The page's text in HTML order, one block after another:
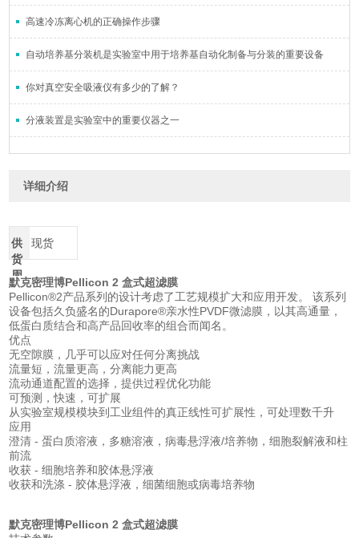
高速冷冻离心机的正确操作步骤
自动培养基分装机是实验室中用于培养基自动化制备与分装的重要设备
你对真空安全吸液仪有多少的了解？
分液装置是实验室中的重要仪器之一
详细介绍
供
货
周
期
现货
默克密理博Pellicon 2 盒式超滤膜
Pellicon®2产品系列的设计考虑了工艺规模扩大和应用开发。 该系列
设备包括久负盛名的Durapore®亲水性PVDF微滤膜，以其高通量，
低蛋白质结合和高产品回收率的组合而闻名。
优点
无空隙膜，几乎可以应对任何分离挑战
流量短，流量更高，分离能力更高
流动通道配置的选择，提供过程优化功能
可预测，快速，可扩展
从实验室规模模块到工业组件的真正线性可扩展性，可处理数千升
应用
澄清 - 蛋白质溶液，多糖溶液，病毒悬浮液/培养物，细胞裂解液和柱
前流
收获 - 细胞培养和胶体悬浮液
收获和洗涤 - 胶体悬浮液，细菌细胞或病毒培养物
默克密理博Pellicon 2 盒式超滤膜